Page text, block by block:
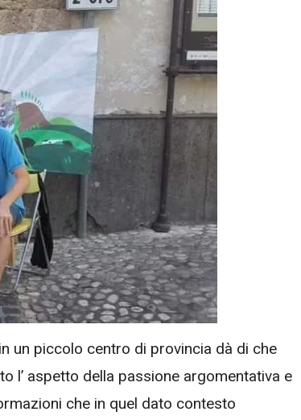
un piccolo centro di provincia dà di che
l’ aspetto della passione argomentativa e
che in quel dato contesto